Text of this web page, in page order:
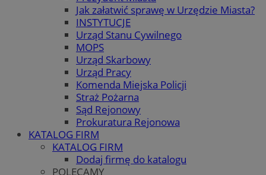
Jak załatwić sprawę w Urzędzie Miasta?
INSTYTUCJE
Urząd Stanu Cywilnego
MOPS
Urząd Skarbowy
Urząd Pracy
Komenda Miejska Policji
Straż Pożarna
Sąd Rejonowy
Prokuratura Rejonowa
KATALOG FIRM
KATALOG FIRM
Dodaj firmę do katalogu
POLECAMY